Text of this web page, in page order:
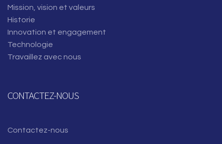
Mission, vision et valeurs
Historie
Innovation et engagement
Technologie
Travaillez avec nous
CONTACTEZ-NOUS
Contactez-nous